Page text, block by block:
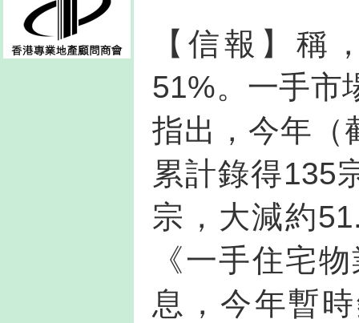
【信報】稱
51%。一手市
指出，今年（
累計錄得135
宗，大減約
《一手住宅
息，今年暫